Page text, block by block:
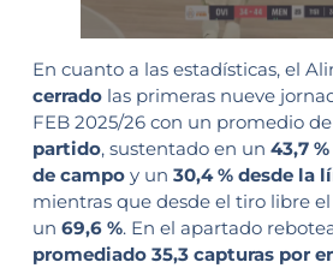
En cuanto a las estadísticas, el
cerradolas primeras nueve
FEB 2025/26 con un promedio de
partido, sustentado en un 43,7
de campoy un 30,4 % desde la
mientras que desde el tiro libre
un 69,6 %. En el apartado
promediado 35,3 capturas por